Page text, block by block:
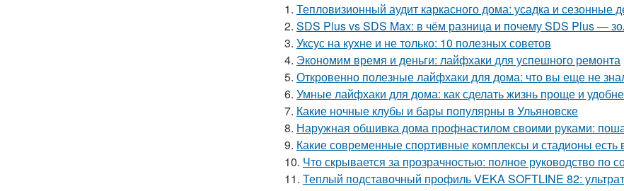
1. Тепловизионный аудит каркасного дома: усадка и сезонные
2. SDS Plus vs SDS Max: в чём разница и почему SDS Plus —
3. Уксус на кухне и не только: 10 полезных советов
4. Экономим время и деньги: лайфхаки для успешного ремонта
5. Откровенно полезные лайфхаки для дома: что вы еще не
6. Умные лайфхаки для дома: как сделать жизнь проще и
7. Какие ночные клубы и бары популярны в Ульяновске
8. Наружная обшивка дома профнастилом своими руками:
9. Какие современные спортивные комплексы и стадионы есть
10. Что скрывается за прозрачностью: полное руководство по
11. Теплый подставочный профиль VEKA SOFTLINE 82: